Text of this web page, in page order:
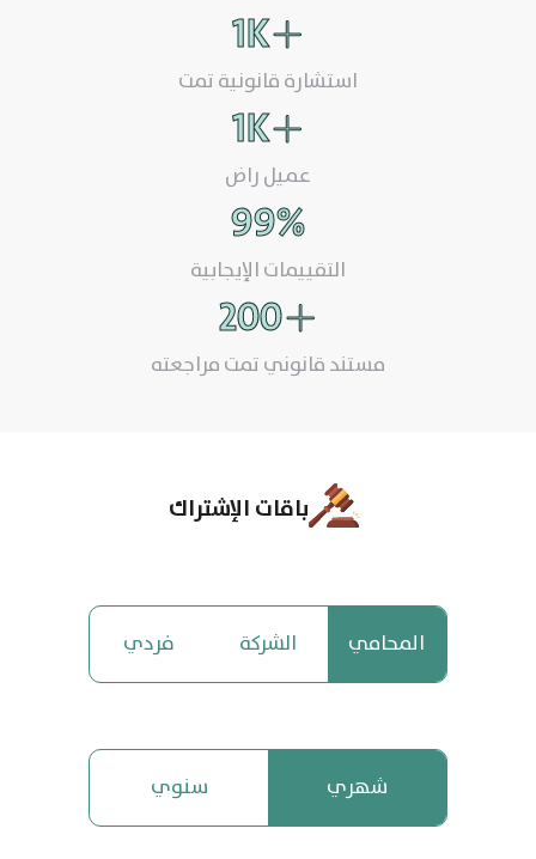
K
1
استشارة قانونية تمت
K
1
عميل راض
%
99
التقييمات الإيجابية
200
مستند قانوني تمت مراجعته
باقات الإشتراك
المحامي الشركة فردي
شهري سنوي